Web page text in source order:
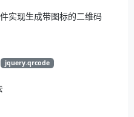
实现生成带图标的二维码
jquery.qrcode